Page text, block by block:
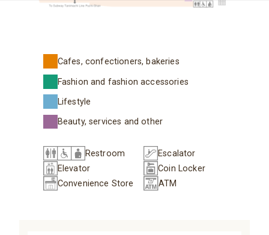
Cafes, confectioners, bakeries
Fashion and fashion accessories
Lifestyle
Beauty, services and other
Restroom
Escalator
Elevator
Coin Locker
Convenience Store
ATM